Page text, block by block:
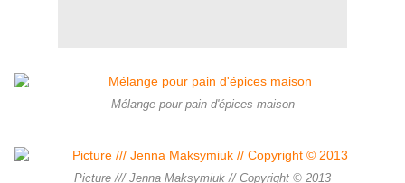
Mélange pour pain d'épices maison
Picture /// Jenna Maksymiuk // Copyright © 2013